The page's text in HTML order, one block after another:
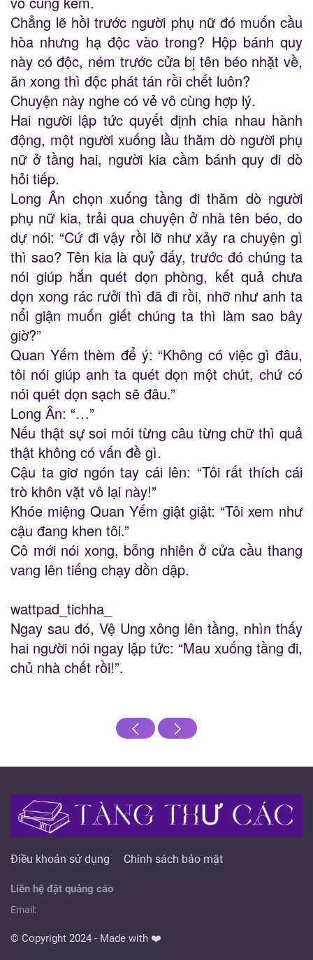
Chẳng lẽ hồi trước người phụ nữ đó muốn cầu
hòa nhưng hạ độc vào trong? Hộp bánh quy
này có độc, ném trước cửa bị tên béo nhặt về,
ăn xong thì độc phát tán rồi chết luôn?
Chuyện này nghe có vẻ vô cùng hợp lý.
Hai người lập tức quyết định chia nhau hành
động, một người xuống lầu thăm dò người phụ
nữ ở tầng hai, người kia cầm bánh quy đi dò
hỏi tiếp.
Long Ân chọn xuống tầng đi thăm dò người
phụ nữ kia, trải qua chuyện ở nhà tên béo, do
dự nói: “Cứ đi vậy rồi lỡ như xảy ra chuyện gì
thì sao? Tên kia là quỷ đấy, trước đó chúng ta
nói giúp hắn quét dọn phòng, kết quả chưa
dọn xong rác rưởi thì đã đi rồi, nhỡ như anh ta
nổi giận muốn giết chúng ta thì làm sao bây
giờ?”
Quan Yếm thèm để ý: “Không có việc gì đâu,
tôi nói giúp anh ta quét dọn một chút, chứ có
nói quét dọn sạch sẽ đâu.”
Long Ân: “…”
Nếu thật sự soi mói từng câu từng chữ thì quả
thật không có vấn đề gì.
Cậu ta giơ ngón tay cái lên: “Tôi rất thích cái
trò khôn vặt vô lại này!”
Khóe miệng Quan Yếm giật giật: “Tôi xem như
cậu đang khen tôi.”
Cô mới nói xong, bỗng nhiên ở cửa cầu thang
vang lên tiếng chạy dồn dập.
wattpad_tichha_
Ngay sau đó, Vệ Ung xông lên tầng, nhìn thấy
hai người nói ngay lập tức: “Mau xuống tầng đi,
chủ nhà chết rồi!”.
Điều khoản sử dụng Chính sách bảo mật
Liên hệ đặt quảng cáo
Email:
© Copyright 2024 - Made with ❤️